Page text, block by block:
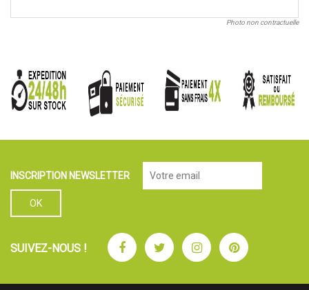
Photo non contractuelle
INSCRIPTION NEWSLETTER
SUIVEZ-NOUS ! FacebookTwitterInstagramPinterest